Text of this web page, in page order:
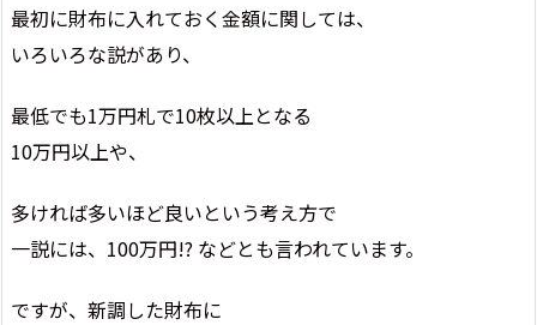
最初に財布に入れておく金額に関しては、
いろいろな説があり、
最低でも1万円札で10枚以上となる
10万円以上や、
多ければ多いほど良いという考え方で
一説には、100万円!? などとも言われています。
ですが、新調した財布に